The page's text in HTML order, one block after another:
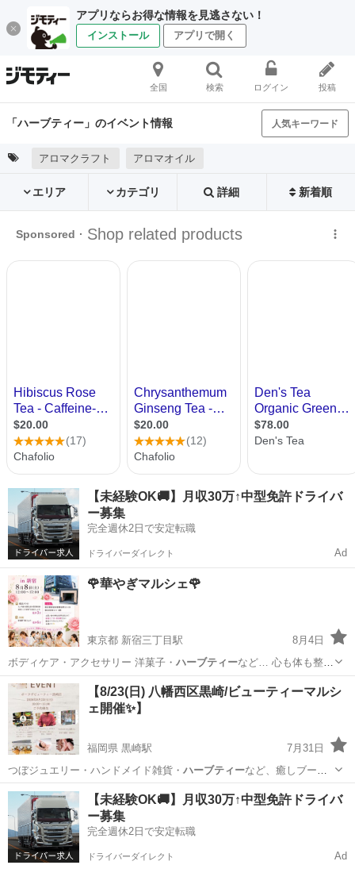
アプリならお得な情報を見逃さない！
インストール アプリで開く
全国 検索 ログイン 投稿
「ハーブティー」のイベント情報 人気キーワード
アロマクラフト アロマオイル
エリア カテゴリ 詳細 新着順
【未経験OK🚚】月収30万↑中型免許ドライバ
ー募集
完全週休2日で安定転職
ドライバーダイレクト Ad
🌹華やぎマルシェ🌹
東京都 新宿三丁目駅
8月4日
ボディケア・アクセサリー 洋菓子・ ハーブティーなど… 心も体も整え
て美しくなれる…
東京 新宿区 新宿三丁目駅 その他 会場
【8/23(日) 八幡西区黒崎/ビューティーマルシ
ェ開催✨】
福岡県 黒崎駅
7月31日
つぼジュエリー・ハンドメイド雑貨・ ハーブティーなど、癒しブース
がたくさん♪ ぜ…
福岡 北九州市 黒崎駅 ワークショップ ビューティー
【未経験OK🚚】月収30万↑中型免許ドライバ
ー募集
完全週休2日で安定転職
ドライバーダイレクト Ad